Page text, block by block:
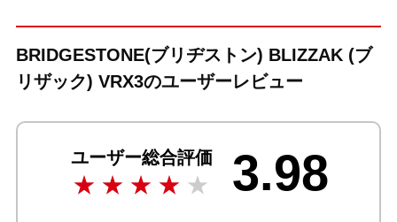
BRIDGESTONE(ブリヂストン) BLIZZAK (ブ
リザック) VRX3のユーザーレビュー
ユーザー総合評価 3.98